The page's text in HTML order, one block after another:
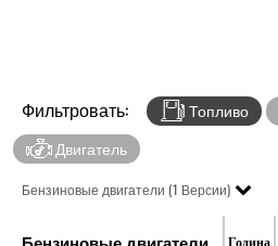
Фильтровать: Топливо
Двигатель
Бензиновые двигатели (1 Версии)